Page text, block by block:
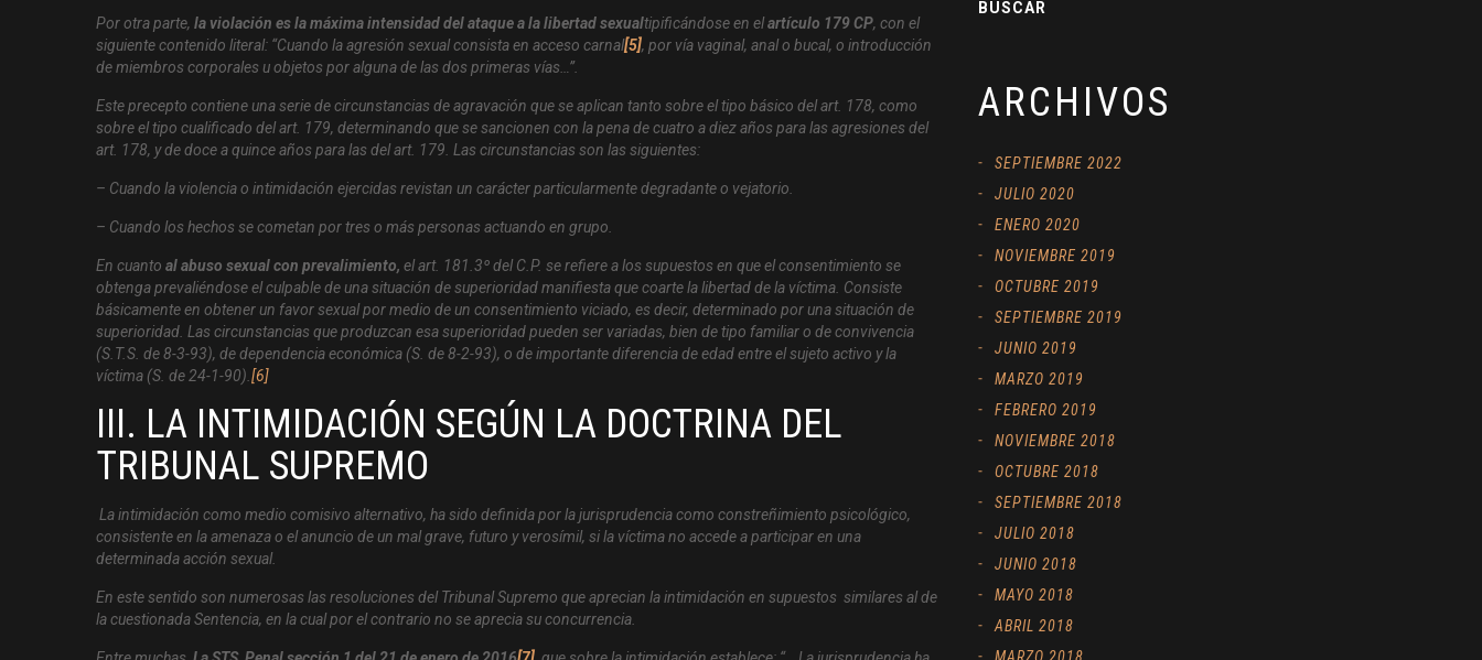
Por otra parte, la violación es la máxima intensidad del ataque a la libertad sexualtipificándose en elartículo 179 CP, con el
siguiente contenido literal: “Cuando la agresión sexual consista en acceso carnal[5], por vía vaginal, anal o bucal, o introducción
de miembros corporales u objetos por alguna de las dos primeras vías …”.
Este precepto contiene una serie de circunstancias de agravación que se aplican tanto sobre el tipo básico del art. 178, como
sobre el tipo cualificado del art. 179, determinando que se sancionen con la pena de cuatro a diez años para las agresiones del
art. 178, y de doce a quince años para las del art. 179. Las circunstancias son las siguientes:
– Cuando la violencia o intimidación ejercidas revistan un carácter particularmente degradante o vejatorio.
– Cuando los hechos se cometan por tres o más personas actuando en grupo.
En cuanto al abuso sexual con prevalimiento, el art. 181.3º del C.P. se refiere a los supuestos en que el consentimiento se
obtenga prevaliéndose el culpable de una situación de superioridad manifiesta que coarte la libertad de la víctima. Consiste
básicamente en obtener un favor sexual por medio de un consentimiento viciado, es decir, determinado por una situación de
superioridad. Las circunstancias que produzcan esa superioridad pueden ser variadas, bien de tipo familiar o de convivencia
(S.T.S. de 8-3-93), de dependencia económica (S. de 8-2-93), o de importante diferencia de edad entre el sujeto activo y la
víctima (S. de 24-1-90). [6]
III. LA INTIMIDACIÓN SEGÚN LA DOCTRINA DEL
TRIBUNAL SUPREMO
La intimidación como medio comisivo alternativo, ha sido definida por la jurisprudencia como constreñimiento psicológico,
consistente en la amenaza o el anuncio de un mal grave, futuro y verosímil, si la víctima no accede a participar en una
determinada acción sexual.
En este sentido son numerosas las resoluciones del Tribunal Supremo que aprecian la intimidación en supuestos similares al de
la cuestionada Sentencia, en la cual por el contrario no se aprecia su concurrencia.
ARCHIVOS
SEPTIEMBRE 2022
JULIO 2020
ENERO 2020
NOVIEMBRE 2019
OCTUBRE 2019
SEPTIEMBRE 2019
JUNIO 2019
MARZO 2019
FEBRERO 2019
NOVIEMBRE 2018
OCTUBRE 2018
SEPTIEMBRE 2018
JULIO 2018
JUNIO 2018
MAYO 2018
ABRIL 2018
MARZO 2018